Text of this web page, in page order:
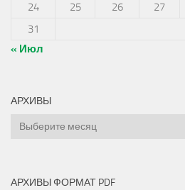
24
25 26 27
31
« Июл
АРХИВЫ
Архивы
АРХИВЫ ФОРМАТ PDF